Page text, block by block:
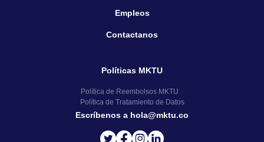
Empleos
Contactanos
Políticas MKTU
Política de Reembolsos MKTU
Política de Tratamiento de Datos
Escríbenos a hola@mktu.co